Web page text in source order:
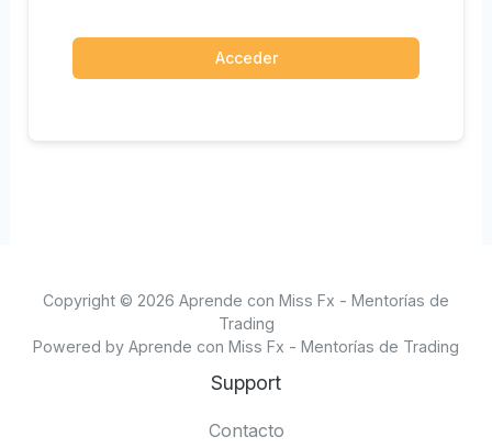
Acceder
Copyright © 2026 Aprende con Miss Fx - Mentorías de
Trading
Powered by Aprende con Miss Fx - Mentorías de Trading
Support
Contacto